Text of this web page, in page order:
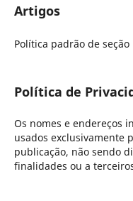
Artigos
Política padrão de seção
Política de
Os nomes e endereços
usados exclusivamente
publicação, não sendo
finalidades ou a